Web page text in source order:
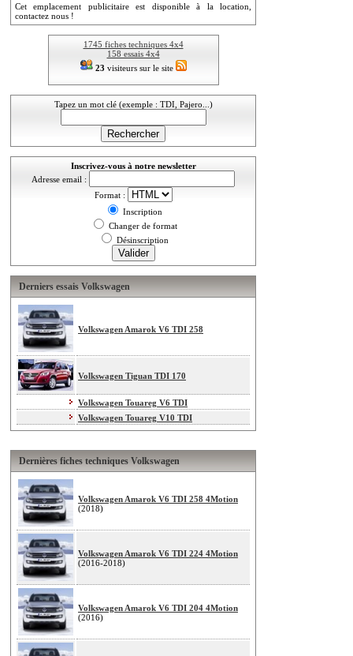
Cet emplacement publicitaire est disponible à la location,
contactez nous !
1745 fiches techniques 4x4
158 essais 4x4
23 visiteurs sur le site
Tapez un mot clé (exemple : TDI, Pajero...)
Inscrivez-vous à notre newsletter
Adresse email :
Format :
Inscription
Changer de format
Désinscription
Derniers essais Volkswagen
Volkswagen Amarok V6 TDI 258
Volkswagen Tiguan TDI 170
Volkswagen Touareg V6 TDI
Volkswagen Touareg V10 TDI
Dernières fiches techniques Volkswagen
Volkswagen Amarok V6 TDI 258 4Motion
(2018)
Volkswagen Amarok V6 TDI 224 4Motion
(2016-2018)
Volkswagen Amarok V6 TDI 204 4Motion
(2016)